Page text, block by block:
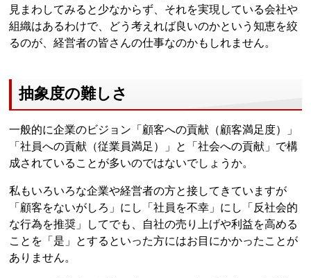
見まわしてみると少なからず、それを実現している会社や
組織はあるわけで、どう考えれば良いのかという知恵を絞
るのが、経営者の皆さんの仕事なのかもしれません。
抽象度の難しさ
一般的に企業のビジョン「顧客への貢献（顧客満足度）」
「社員への貢献（従業員満足）」と「社会への貢献」で構
成されていることが多いのではないでしょうか。
私もいろいろな企業や経営者の方と接してきていますが
「顧客をないがしろ」にし「社員を不幸」にし「反社会的
な行為を推奨」してでも、自社の売り上げや利益を高める
ことを「是」とするといった方にはお目にかかったことが
ありません。